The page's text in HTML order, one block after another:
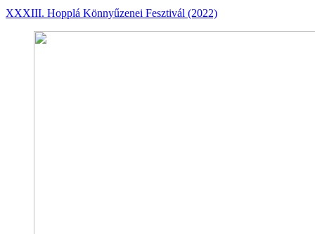
XXXIII. Hopplá Könnyűzenei Fesztivál (2022)